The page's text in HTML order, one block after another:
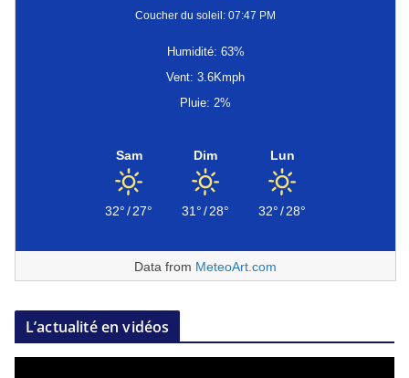
Coucher du soleil: 07:47 PM
Humidité: 63%
Vent: 3.6Kmph
Pluie: 2%
Sam
32°/27°
Dim
31°/28°
Lun
32°/28°
Data from MeteoArt.com
L’actualité en vidéos